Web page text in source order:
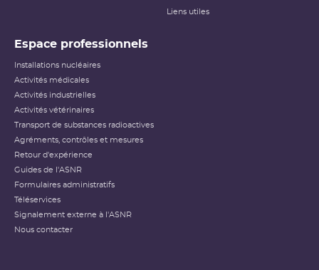
Liens utiles
Espace professionnels
Installations nucléaires
Activités médicales
Activités industrielles
Activités vétérinaires
Transport de substances radioactives
Agréments, contrôles et mesures
Retour d'expérience
Guides de l'ASNR
Formulaires administratifs
Téléservices
Signalement externe à l'ASNR
Nous contacter